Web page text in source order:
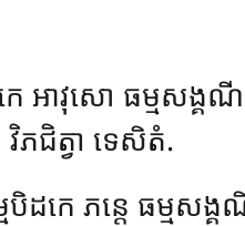
អាវុសោ ធម្មសង្គណី
ភជិត្វា ទេសិតំ.
ដកេ ភន្តេ ធម្មសង្